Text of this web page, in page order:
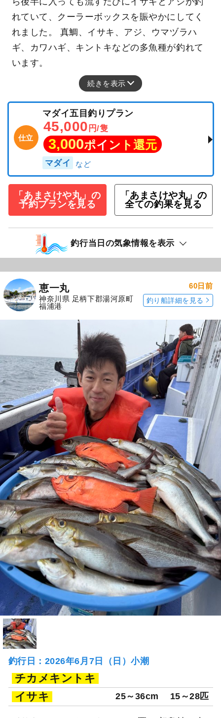
れていて、クーラーボックスを賑やかにしてく
れました。 真鯛、イサキ、アジ、ウマヅラハ
ギ、カワハギ、キントキなどの多魚種が釣れて
います。
続きを表示
仕立
マダイ五目釣りプラン
45,000 円/隻
3,000ポイント還元
マダイ
「あまさけや丸」の
予約プランを見る
「あまさけや丸」の
全ての釣果を見る
釣行当日の気象情報を表示
恵一丸
神奈川県 足柄下郡湯河原町
福浦港
60日前
釣り船詳細を見る
釣行日：2026年6月7日（日）小潮
チカメキントキ
イサキ
25～36cm 15～28匹